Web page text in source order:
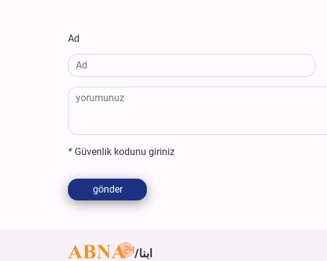
Ad
* Güvenlik kodunu giriniz
gönder
ابنا